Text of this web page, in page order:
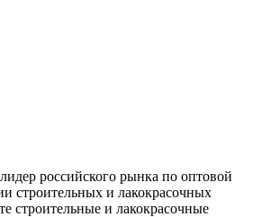
российского рынка по оптовой
строительных и лакокрасочных
строительные и лакокрасочные